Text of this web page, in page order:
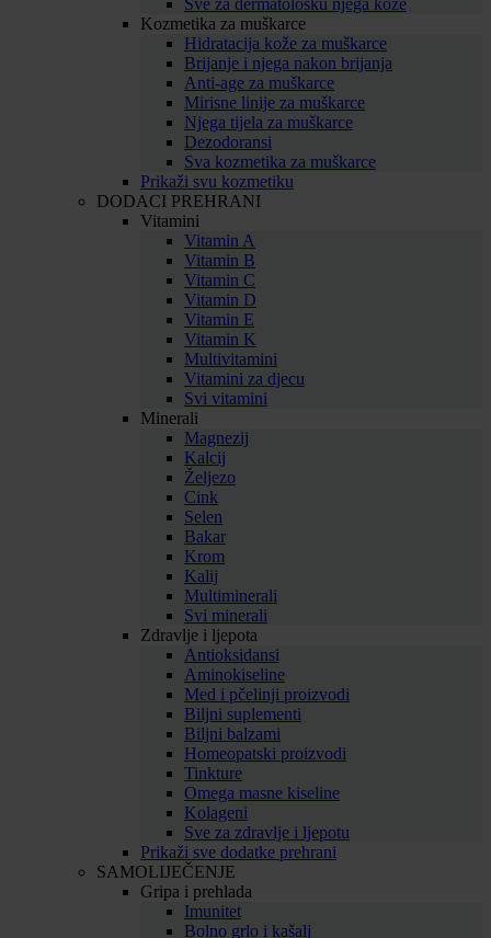
Sve za dermatološku njega kože
Kozmetika za muškarce
Hidratacija kože za muškarce
Brijanje i njega nakon brijanja
Anti-age za muškarce
Mirisne linije za muškarce
Njega tijela za muškarce
Dezodoransi
Sva kozmetika za muškarce
Prikaži svu kozmetiku
DODACI PREHRANI
Vitamini
Vitamin A
Vitamin B
Vitamin C
Vitamin D
Vitamin E
Vitamin K
Multivitamini
Vitamini za djecu
Svi vitamini
Minerali
Magnezij
Kalcij
Željezo
Cink
Selen
Bakar
Krom
Kalij
Multiminerali
Svi minerali
Zdravlje i ljepota
Antioksidansi
Aminokiseline
Med i pčelinji proizvodi
Biljni suplementi
Biljni balzami
Homeopatski proizvodi
Tinkture
Omega masne kiseline
Kolageni
Sve za zdravlje i ljepotu
Prikaži sve dodatke prehrani
SAMOLIJEČENJE
Gripa i prehlada
Imunitet
Bolno grlo i kašalj